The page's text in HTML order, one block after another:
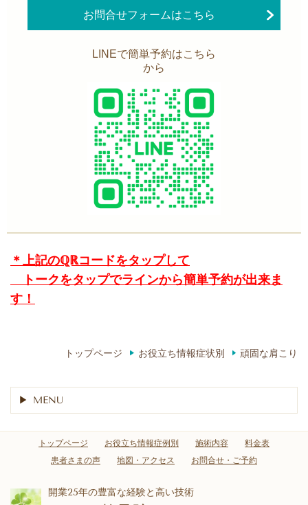
お問合せフォームはこちら
LINEで簡単予約はこちら
から
＊上記のℚℝコードをタップして
トークをタップでラインから簡単予約が出来ま
す！
トップページ お役立ち情報症状別 頑固な肩こり
MENU
トップページ お役立ち情報症例別 施術内容
料金表
患者さまの声
地図・アクセス お問合せ・ご予約
開業25年の豊富な経験と高い技術